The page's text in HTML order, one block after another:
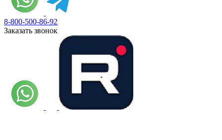
8-800-500-86-92
Заказать звонок